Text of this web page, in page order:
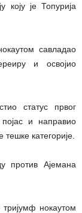
коју је Топурија
савладао
и освојио
статус првог
и направио
категорије.
против Ајемана
нокаутом